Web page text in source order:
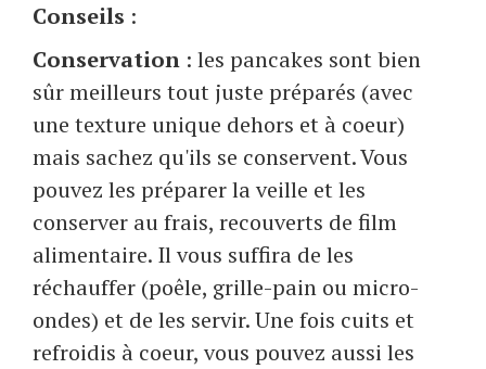
Conseils :
Conservation : les pancakes sont bien
sûr meilleurs tout juste préparés (avec
une texture unique dehors et à coeur)
mais sachez qu'ils se conservent. Vous
pouvez les préparer la veille et les
conserver au frais, recouverts de film
alimentaire. Il vous suffira de les
réchauffer (poêle, grille-pain ou micro-
ondes) et de les servir. Une fois cuits et
refroidis à coeur, vous pouvez aussi les